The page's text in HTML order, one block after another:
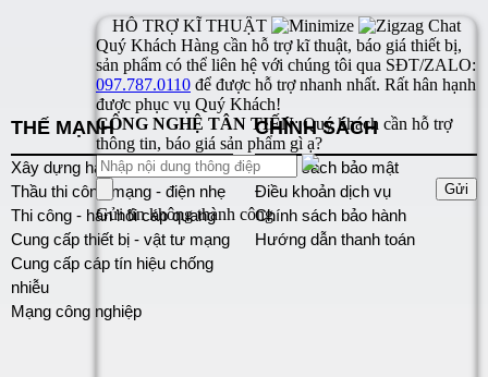
THẾ MẠNH
Xây dựng hạ tầng mạng
Thầu thi công mạng - điện nhẹ
Thi công - hàn nối cáp quang
Cung cấp thiết bị - vật tư mạng
Cung cấp cáp tín hiệu chống
nhiễu
Mạng công nghiệp
CHÍNH SÁCH
Chính sách bảo mật
Điều khoản dịch vụ
Chính sách bảo hành
Hướng dẫn thanh toán